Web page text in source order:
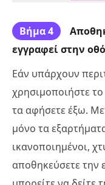
Βήμα 4
εγγραφεί στην
Εάν υπάρχουν
χρησιμοποιήστε το
τα αφήσετε έξω.
μόνο τα
ικανοποιημένοι,
αποθηκεύσετε την